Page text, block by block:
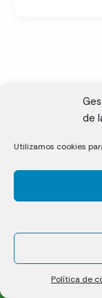
de
Utilizamos cookies
Política de
Cáceres
Aviso